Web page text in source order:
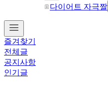
다이어트 자극짤
즐겨찾기
전체글
공지사항
인기글